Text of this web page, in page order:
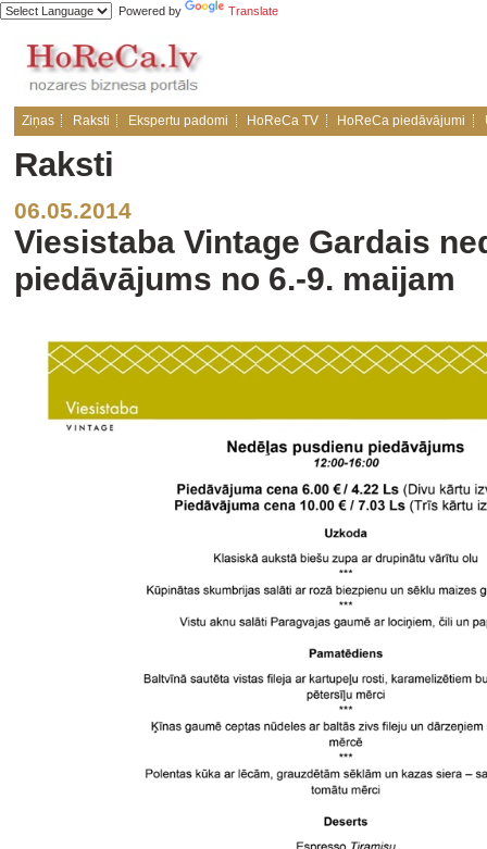
Powered by Translate
Ziņas Raksti Ekspertu padomi HoReCa TV HoReCa piedāvājumi
Raksti
06.05.2014
Viesistaba Vintage Gardais
piedāvājums no 6.-9. maijam